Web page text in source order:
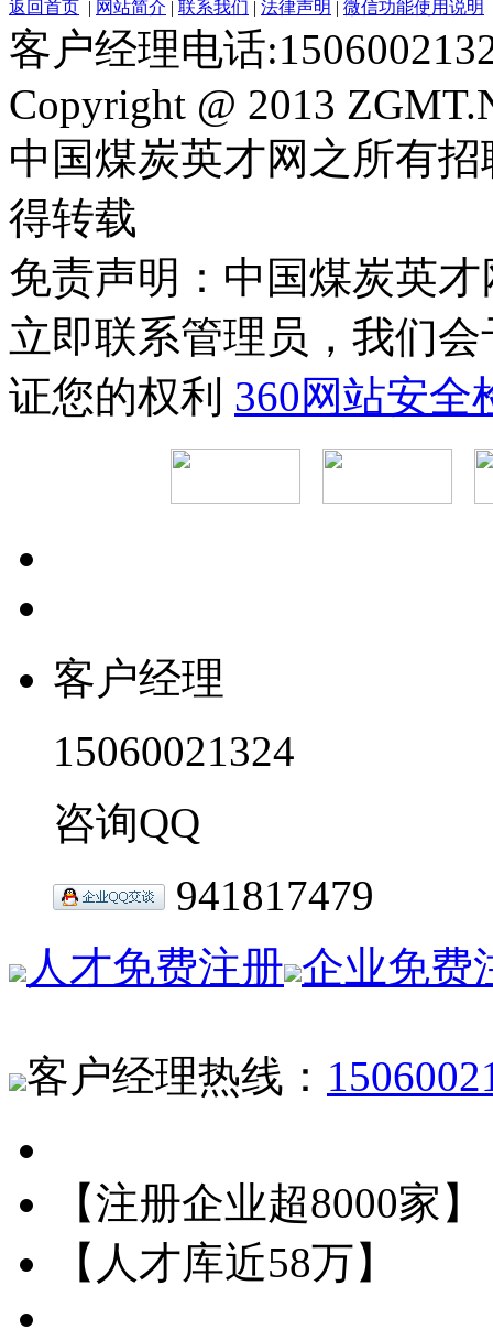
返回首页 | 网站简介 | 联系我们 | 法律声明 | 微信功能使用说明
客户经理电话
Copyright @ 2013
中国煤炭英才网之所有
得转载
免责声明：中国煤炭英
立即联系管理员，我们
证您的权利 360网站安全
客户经理
15060021324
咨询QQ
941817479
人才免费注册 企业免费
客户经理热线：
【注册企业超8000家】
【人才库近58万】